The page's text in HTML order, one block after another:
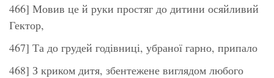
466] Мовив це й руки простяг до дитини осяйливий
Гектор,
467] Та до грудей годівниці, убраної гарно, припало
468] З криком дитя, збентежене виглядом любого